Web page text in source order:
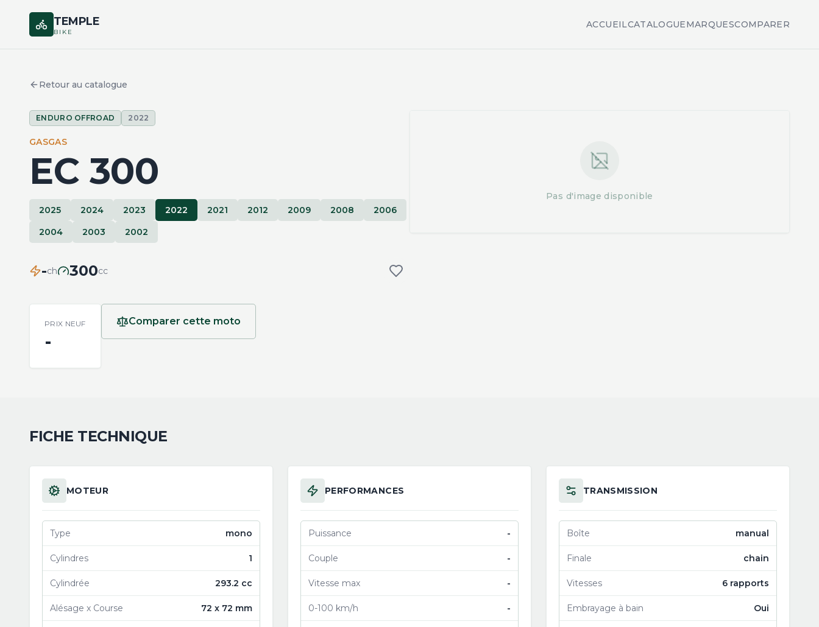
TEMPLE
BIKE
ACCUEILCATALOGUEMARQUESCOMPARER
Retour au catalogue
ENDURO OFFROAD 2022
GASGAS
EC 300
2025 2024 2023 2022 2021 2012 2009 2008
2006
2004
2003 2002
-ch 300cc
PRIX NEUF
-
Comparer cette moto
Pas d'image disponible
FICHE TECHNIQUE
MOTEUR
Type mono
Cylindres 1
Cylindrée 293.2 cc
Alésage x Course 72 x 72 mm
PERFORMANCES
Puissance -
Couple -
Vitesse max -
0-100 km/h -
TRANSMISSION
Boîte manual
Finale chain
Vitesses 6 rapports
Embrayage à bain Oui